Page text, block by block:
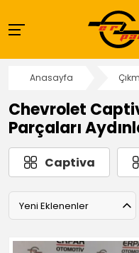
Anasayfa
Chevrolet
Parçaları
Captiva
Yeni Eklenenler